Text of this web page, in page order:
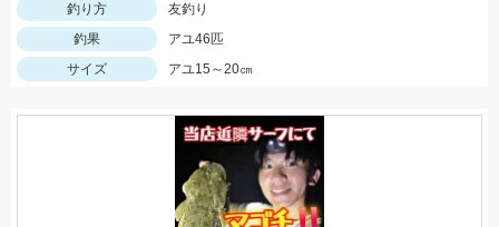
釣り方
友釣り
釣果
アユ46匹
サイズ
アユ15～20㎝